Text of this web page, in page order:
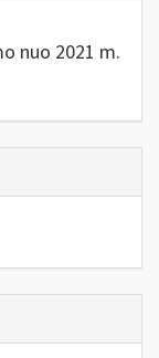
nuo 2021 m.